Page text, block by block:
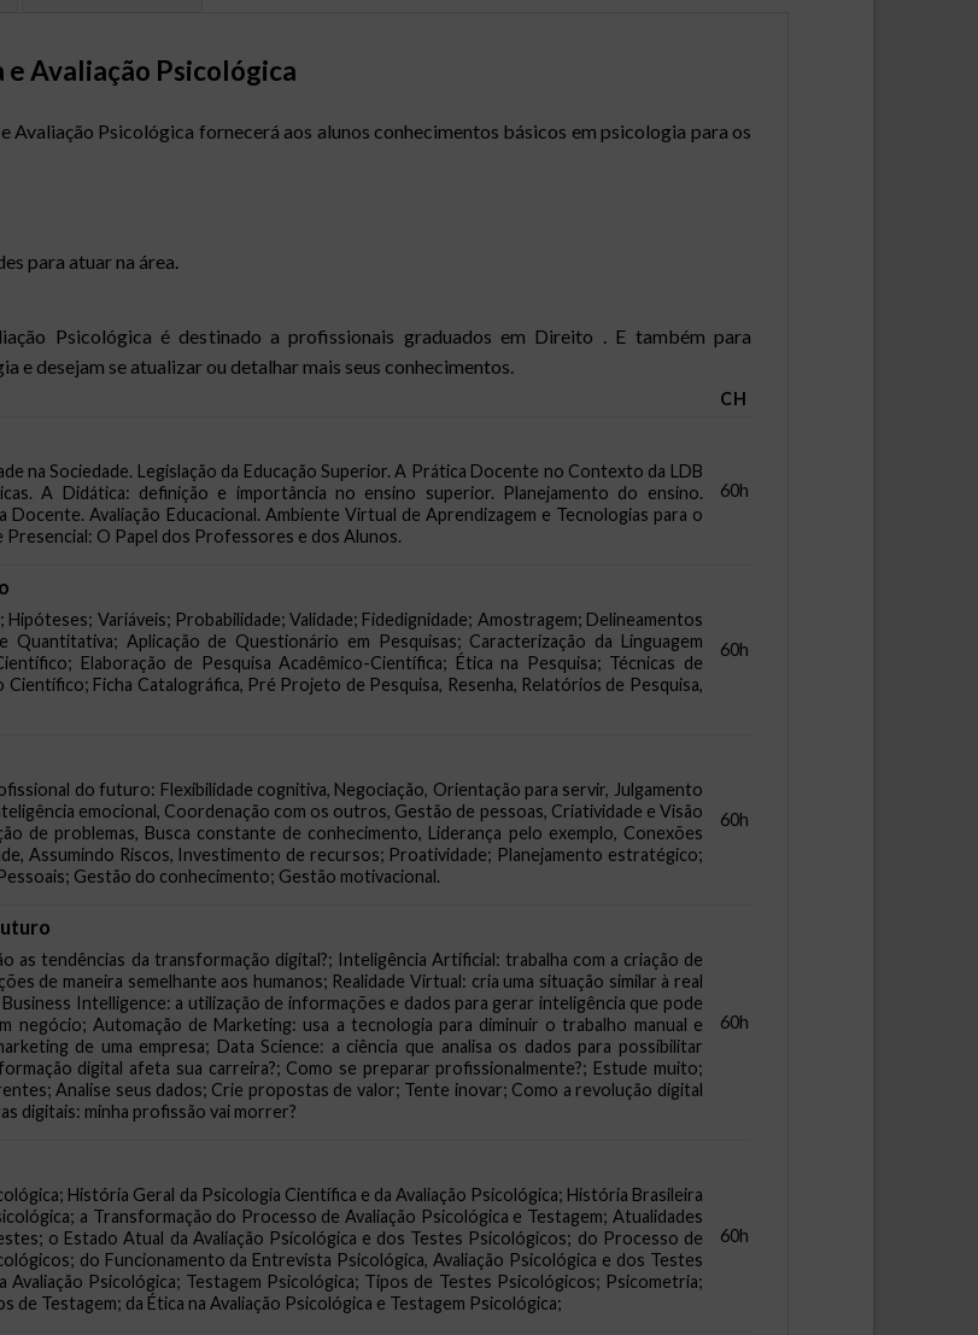
e Avaliação Psicológica
Avaliação Psicológica fornecerá aos alunos conhecimentos básicos em psicologia para os
para atuar na área.
Psicológica é destinado a profissionais graduados em Direito . E também para
e desejam se atualizar ou detalhar mais seus conhecimentos.
CH
na Sociedade. Legislação da Educação Superior. A Prática Docente no Contexto da LDB
A Didática: definição e importância no ensino superior. Planejamento do ensino.
Docente. Avaliação Educacional. Ambiente Virtual de Aprendizagem e Tecnologias para o
Presencial: O Papel dos Professores e dos Alunos.
60h
Variáveis; Probabilidade; Validade; Fidedignidade; Amostragem; Delineamentos
Aplicação de Questionário em Pesquisas; Caracterização da Linguagem
Elaboração de Pesquisa Acadêmico-Científica; Ética na Pesquisa; Técnicas de
Ficha Catalográfica, Pré Projeto de Pesquisa, Resenha, Relatórios de Pesquisa,
60h
do futuro: Flexibilidade cognitiva, Negociação, Orientação para servir, Julgamento
emocional, Coordenação com os outros, Gestão de pessoas, Criatividade e Visão
de problemas, Busca constante de conhecimento, Liderança pelo exemplo, Conexões
Assumindo Riscos, Investimento de recursos; Proatividade; Planejamento estratégico;
Gestão do conhecimento; Gestão motivacional.
60h
as tendências da transformação digital?; Inteligência Artificial: trabalha com a criação de
de maneira semelhante aos humanos; Realidade Virtual: cria uma situação similar à real
Intelligence: a utilização de informações e dados para gerar inteligência que pode
negócio; Automação de Marketing: usa a tecnologia para diminuir o trabalho manual e
de uma empresa; Data Science: a ciência que analisa os dados para possibilitar
digital afeta sua carreira?; Como se preparar profissionalmente?; Estude muito;
Analise seus dados; Crie propostas de valor; Tente inovar; Como a revolução digital
digitais: minha profissão vai morrer?
60h
História Geral da Psicologia Científica e da Avaliação Psicológica; História Brasileira
a Transformação do Processo de Avaliação Psicológica e Testagem; Atualidades
o Estado Atual da Avaliação Psicológica e dos Testes Psicológicos; do Processo de
do Funcionamento da Entrevista Psicológica, Avaliação Psicológica e dos Testes
Avaliação Psicológica; Testagem Psicológica; Tipos de Testes Psicológicos; Psicometria;
Testagem; da Ética na Avaliação Psicológica e Testagem Psicológica;
60h